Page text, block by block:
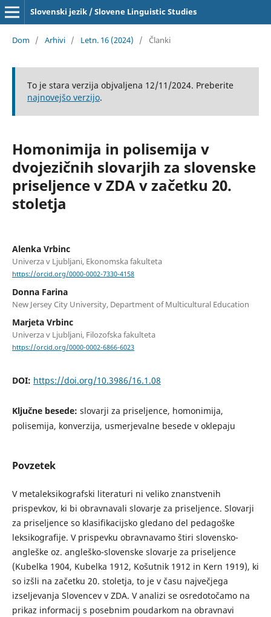
Slovenski jezik / Slovene Linguistic Studies
Dom / Arhivi / Letn. 16 (2024) / Članki
To je stara verzija objvaljena 12/11/2024. Preberite
najnovejšo verzijo.
Homonimija in polisemija v
dvojezičnih slovarjih za slovenske
priseljence v ZDA v začetku 20.
stoletja
Alenka Vrbinc
Univerza v Ljubljani, Ekonomska fakulteta
https://orcid.org/0000-0002-7330-4158
Donna Farina
New Jersey City University, Department of Multicultural Education
Marjeta Vrbinc
Univerza v Ljubljani, Filozofska fakulteta
https://orcid.org/0000-0002-6866-6023
DOI: https://doi.org/10.3986/16.1.08
Ključne besede: slovarji za priseljence, homonimija,
polisemija, konverzija, usmerjevalne besede v oklepaju
Povzetek
V metaleksikografski literaturi ni veliko znanstvenih
prispevkov, ki bi obravnavali slovarje za priseljence. Slovarji
za priseljence so klasifikacijsko gledano del pedagoške
leksikografije. V prispevku obravnavamo štiri slovensko-
angleške oz. angleško-slovenske slovarje za priseljence
(Kubelka 1904, Kubelka 1912, Košutnik 1912 in Kern 1919), ki
so izšli na začetku 20. stoletja, to je v času največjega
izseljevanja Slovencev v ZDA. V analizi se osredotočamo na
prikaz informacij s posebnim poudarkom na obravnavi